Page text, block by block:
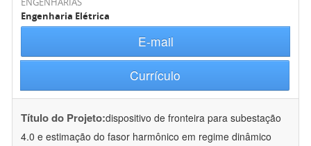
Engenharia Elétrica
E-mail
Currículo
Título do Projeto:dispositivo de fronteira para subestação
4.0 e estimação do fasor harmônico em regime dinâmico